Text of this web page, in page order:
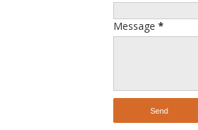
Message *